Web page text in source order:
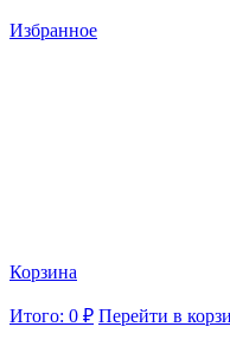
Избранное
Корзина
Итого: 0 ₽ Перейти в